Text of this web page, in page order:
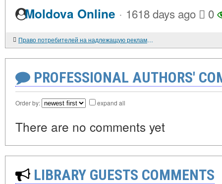
Moldova Online · 1618 days ago 0
Право потребителей на надлежащую рекламу и его защита по законодательству Республики Таджикистан. 2017
PROFESSIONAL AUTHORS'
Order by: expand all
There are no comments yet
LIBRARY GUESTS COMMENTS